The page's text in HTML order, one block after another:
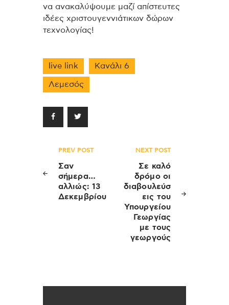
να ανακαλύψουμε μαζί απίστευτες
ιδέες χριστουγεννιάτικων δώρων
τεχνολογίας!
live link Κανάλι 6
Λεμεσός
Πλοήγηση
άρθρων
PREV POST
Σαν
σήμερα…
αλλιώς: 13
Δεκεμβρίου
NEXT POST
Σε καλό
δρόμο οι
διαβουλεύσ
εις του
Υπουργείου
Γεωργίας
με τους
γεωργούς